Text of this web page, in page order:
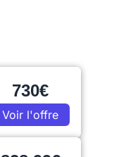
730€
Voir l'offre